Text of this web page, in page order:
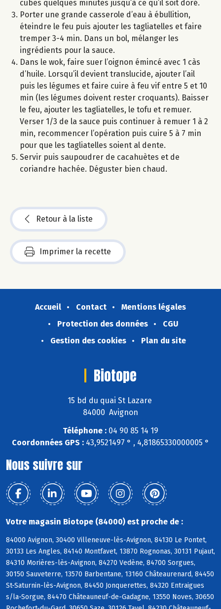
cubes quelques minutes jusqu’à ce qu’il soit doré.
Porter une grande casserole d’eau à ébullition,
éteindre le feu puis ajouter les tagliatelles et faire
tremper 3-4 min. Dans un bol, mélanger les
ingrédients pour la sauce.
Dans le wok, faire suer l’oignon émincé avec 1 càs
d’huile. Lorsqu’il devient translucide, ajouter l’ail
puis les légumes et faire cuire à feu vif entre 5 et 10
min (les légumes doivent rester croquants). Baisser
le feu, ajouter les tagliatelles, le tofu et remuer.
Verser 1/3 de la sauce puis continuer à remuer 1 à 2
min, recommencer l’opération puis cuire 5 à 7 min
pour que les tagliatelles soient al dente.
Servir puis saupoudrer de cacahuètes et de
coriandre hachée. Déguster bien chaud.
Retour à la liste
Imprimer la recette
Accueil Contact
Mentions légales
Protection des données
CGU
Gestion des cookies
Plan du site
Biotope
15 bd du quai St Lazare
84000 Avignon
Téléphone : 04 90 85 14 19
Coordonnées GPS : 43,9521497 ° , 4,81865330000005 °
Nous suivre sur
Votre magasin Biotope (84000) est proche de :
84000 Avignon, 30400 Villeneuve-lès-Avignon, 84130 Le Pontet,
30133 Les Angles, 84140 Montfavet, 13870 Rognonas, 30131 Pujaut,
84310 Morières-lès-Avignon, 84270 Vedène, 84700 Sorgues,
30150 Sauveterre, 13570 Barbentane, 13160 Châteaurenard, 84450
St-Saturnin-lès-Avignon, 84450 Jonquerettes, 84320 Entraigues
s/la-Sorgue, 84470 Châteauneuf-de-Gadagne, 13550 Noves, 30650